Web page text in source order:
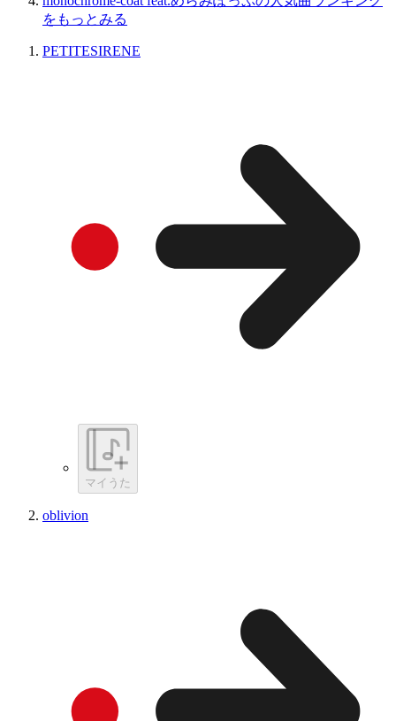
をもっとみる
PETITESIRENE
マイうた
oblivion